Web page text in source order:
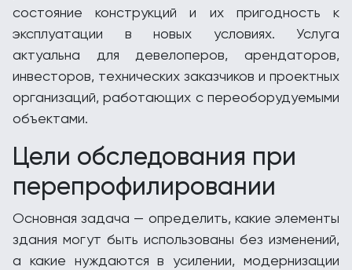
состояние конструкций и их пригодность к
эксплуатации в новых условиях. Услуга
актуальна для девелоперов, арендаторов,
инвесторов, технических заказчиков и проектных
организаций, работающих с переоборудуемыми
объектами.
Цели обследования при
перепрофилировании
Основная задача — определить, какие элементы
здания могут быть использованы без изменений,
а какие нуждаются в усилении, модернизации